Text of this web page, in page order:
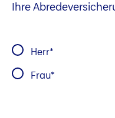
Ihre
Herr
Frau